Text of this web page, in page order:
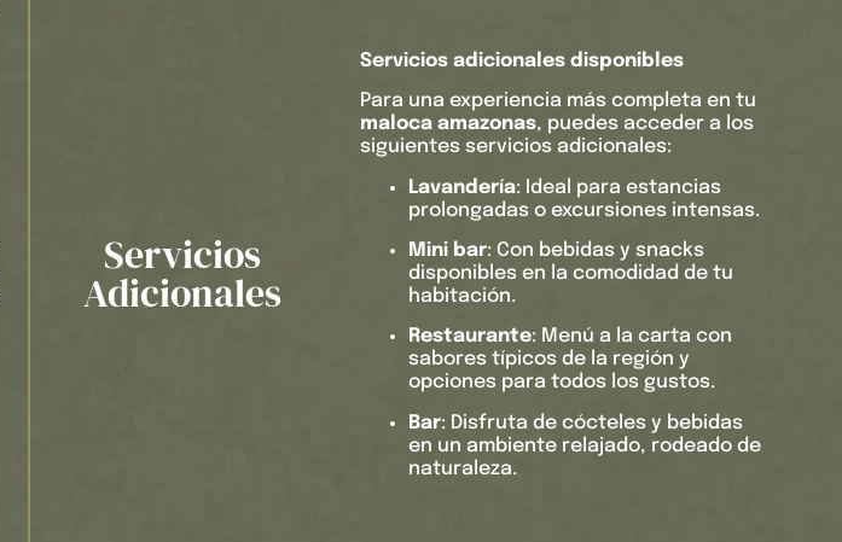
Servicios
Adicionales
Servicios adicionales disponibles
Para una experiencia más completa en tu
maloca amazonas, puedes acceder a los
siguientes servicios adicionales:
Lavandería: Ideal para estancias
prolongadas o excursiones intensas.
Mini bar: Con bebidas y snacks
disponibles en la comodidad de tu
habitación.
Restaurante: Menú a la carta con
sabores típicos de la región y
opciones para todos los gustos.
Bar: Disfruta de cócteles y bebidas
en un ambiente relajado, rodeado de
naturaleza.